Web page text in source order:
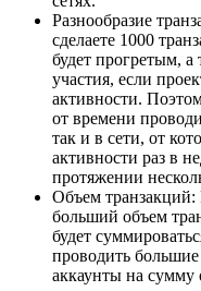
Разнообразие
сделаете 1000
будет прогретым,
участия, если
активности.
от времени
так и в сети, от
активности раз в
протяжении
Объем транзакций:
больший объем
будет
проводить
аккаунты на сумму